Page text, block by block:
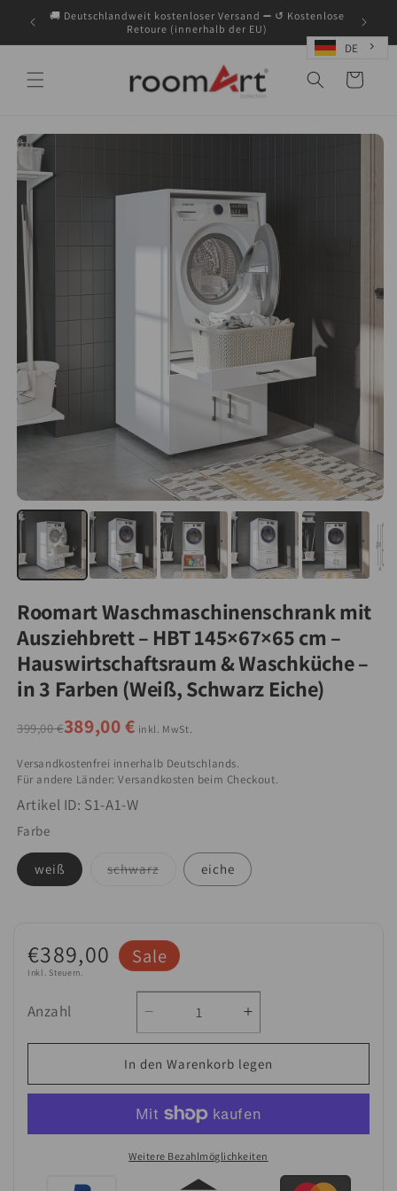
zum🚚 Deutschlandweit kostenloser Versand ➖ ↺ Kostenlose
Retoure (innerhalb der EU)
DE
Warenkorb
Roomart Waschmaschinenschrank mit
Ausziehbrett – HBT 145×67×65 cm –
Hauswirtschaftsraum & Waschküche –
in 3 Farben (Weiß, Schwarz Eiche)
399,00 €389,00 € inkl. MwSt.
Versandkostenfrei innerhalb Deutschlands.
Für andere Länder: Versandkosten beim Checkout.
Artikel ID: S1-A1-W
Farbe
weiß schwarzVariante
ausverkauft
eiche
Verkaufspreis
€389,00 Sale
Inkl. Steuern.
Anzahl
Verringere
die
Menge
Roomart
Waschmaschinenschrank
mit
Ausziehbrett
Erhöhe
die
für
Roomart
mit
Ausziehbrett
In den Warenkorb legen
Weitere Bezahlmöglichkeiten
Zahlungsmethoden